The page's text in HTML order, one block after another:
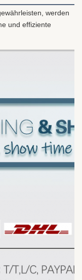
werden
und effiziente